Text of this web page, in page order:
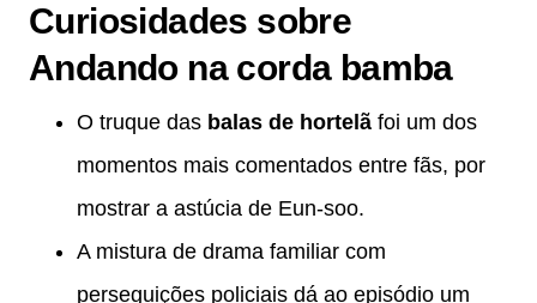
Curiosidades sobre
Andando na corda bamba
O truque das balas de hortelã foi um dos
momentos mais comentados entre fãs, por
mostrar a astúcia de Eun-soo.
A mistura de drama familiar com
perseguições policiais dá ao episódio um